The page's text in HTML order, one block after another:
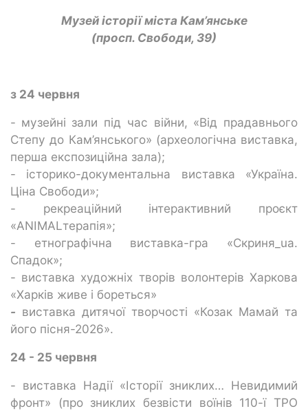
Музей історії міста Кам’янське
(просп. Свободи, 39)
з 24 червня
- музейні зали під час війни, «Від прадавнього
Степу до Кам’янського» (археологічна виставка,
перша експозиційна зала);
- історико-документальна виставка «Україна.
Ціна Свободи»;
- рекреаційний інтерактивний проєкт
«ANIMALтерапія»;
- етнографічна виставка-гра «Скриня_ua.
Спадок»;
- виставка художніх творів волонтерів Харкова
«Харків живе і бореться»
- виставка дитячої творчості «Козак Мамай та
його пісня-2026».
24 - 25 червня
- виставка Надії «Історії зниклих… Невидимий
фронт» (про зниклих безвісти воїнів 110-ї ТРО